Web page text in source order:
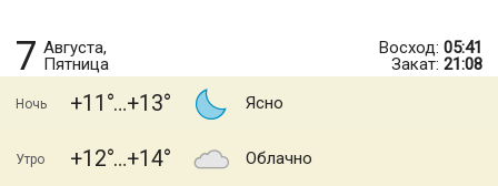
7 Августа,
Пятница
Восход: 05:41
Закат: 21:08
Ночь +11 +13 Ясно
Утро +12 +14 Облачно